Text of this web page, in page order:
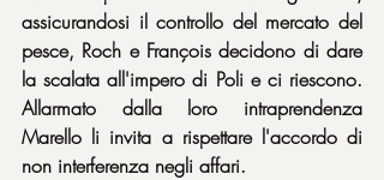
assicurandosi il controllo del mercato del
pesce, Roch e François decidono di dare
la scalata all'impero di Poli e ci riescono.
Allarmato dalla loro intraprendenza
Marello li invita a rispettare l'accordo di
non interferenza negli affari.